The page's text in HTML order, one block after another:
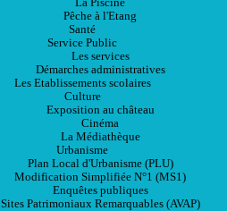
Pêche à l'Etang
Santé
Service Public
Les services
Démarches administratives
Les Etablissements scolaires
Culture
Exposition au château
Cinéma
La Médiathèque
Urbanisme
Plan Local d'Urbanisme (PLU)
Modification Simplifiée N°1 (MS1)
Enquêtes publiques
Sites Patrimoniaux Remarquables (AVAP)